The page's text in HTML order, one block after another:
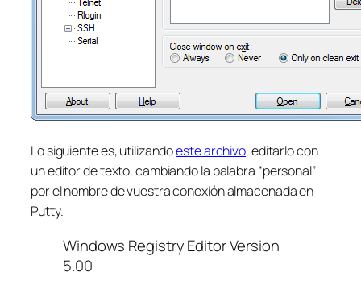
Lo siguiente es, utilizandoeste archivo, editarlo con
un editor de texto, cambiando la palabra “personal”
por el nombre de vuestra conexión almacenada en
Putty.
Windows Registry Editor Version
5.00